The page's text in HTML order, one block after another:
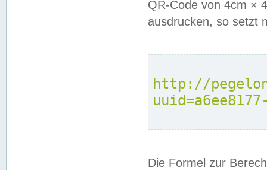
QR-Code von 4cm ×
ausdrucken, so setzt
http://
Die Formel zur